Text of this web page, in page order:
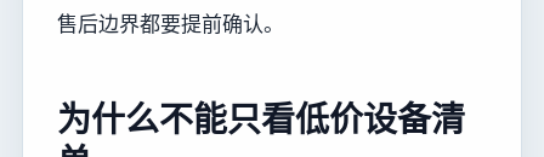
售后边界都要提前确认。
为什么不能只看低价设备清